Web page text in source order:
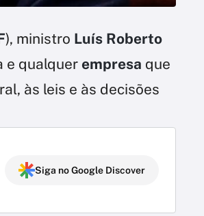
), ministro Luís Roberto
e qualquer empresa que
às leis e às decisões
Siga no Google Discover